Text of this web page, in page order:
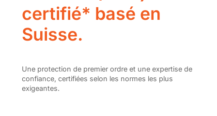
certifié* basé en
Suisse.
Une protection de premier ordre et une expertise de
confiance, certifiées selon les normes les plus
exigeantes.